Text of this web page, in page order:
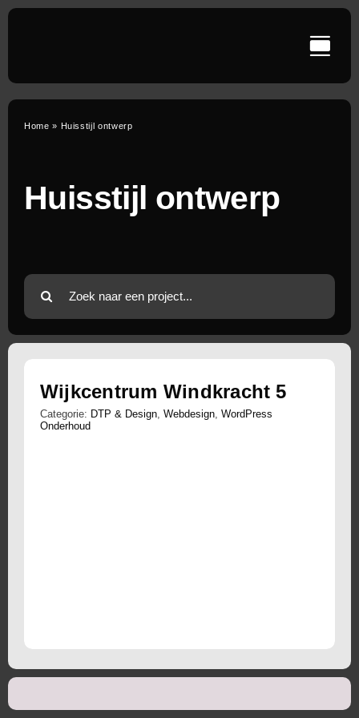
Ga
Huisstijl ontwerp
Home » Huisstijl ontwerp
Zoeken
naar:
Wijkcentrum Windkracht 5
Categorie: DTP & Design Webdesign WordPress
Onderhoud